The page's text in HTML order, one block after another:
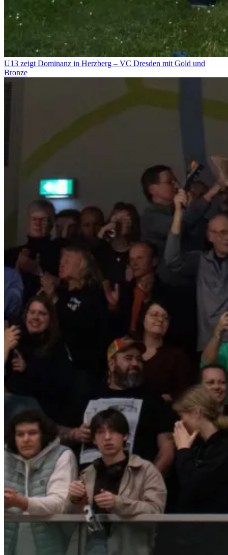
U13 zeigt Dominanz in Herzberg – VC Dresden mit Gold und
Bronze